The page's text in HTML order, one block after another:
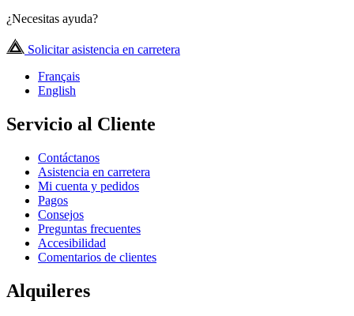
¿Necesitas ayuda?
Solicitar asistencia en carretera
Français
English
Servicio al Cliente
Contáctanos
Asistencia en carretera
Mi cuenta y pedidos
Pagos
Consejos
Preguntas frecuentes
Accesibilidad
Comentarios de clientes
Alquileres